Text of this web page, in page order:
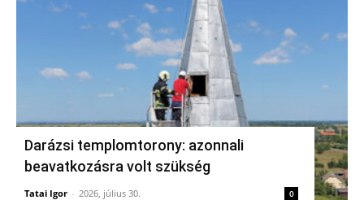
Darázsi templomtorony: azonnali
beavatkozásra volt szükség
Tatai Igor - 2026, július 30. 0